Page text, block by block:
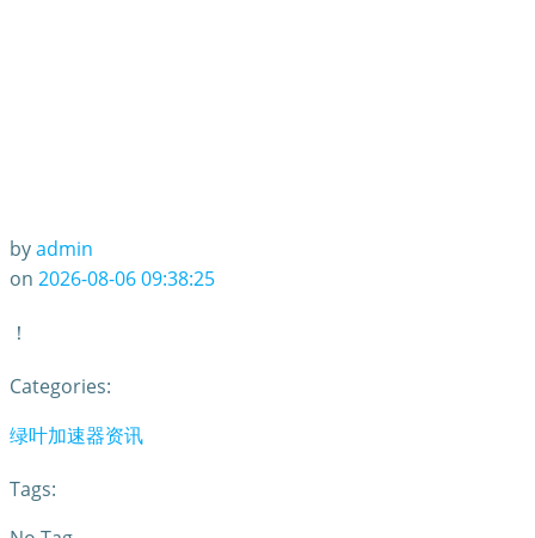
byadmin
on 2026-08-06 09:38:25
！
Categories:
绿叶加速器资讯
Tags: